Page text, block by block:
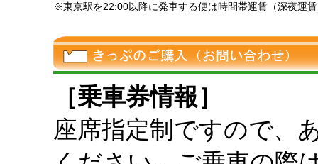
※東京駅を22:00以降に発車する便は時間帯運賃（深夜運
［乗車券情報］
座席指定制ですので、